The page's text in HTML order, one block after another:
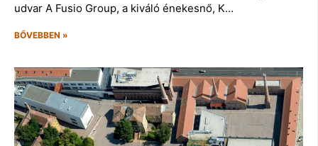
udvar A Fusio Group, a kiváló énekesnő, K…
BŐVEBBEN »